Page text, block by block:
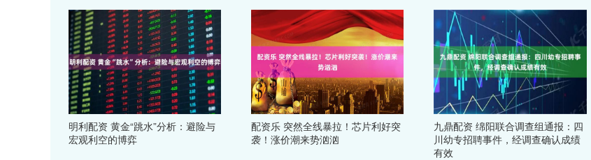
明利配资 黄金“跳水”分析：避险与
宏观利空的博弈
配资乐 突然全线暴拉！芯片利好突
袭！涨价潮来势汹汹
九鼎配资 绵阳联合调查组通报：四
川幼专招聘事件，经调查确认成绩
有效